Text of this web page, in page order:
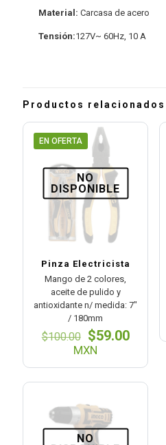
Material: Carcasa de acero
Tensión:127V~ 60Hz, 10 A
Productos relacionados
EN OFERTA
NO
DISPONIBLE
Pinza Electricista
Mango de 2 colores,
aceite de pulido y
antioxidante n/ medida: 7″
/ 180mm
$100.00 El
precio
$100.00.
$59.00El
actual
$59.00.
MXN
NO